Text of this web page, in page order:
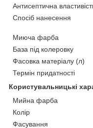
Антисептична
Спосіб нанесення
Миюча фарба
База під колеровку
Фасовка матеріалу (л)
Термін придатності
Користувальницькі
Мийна фарба
Колір
Фасування